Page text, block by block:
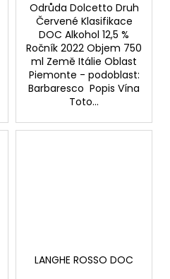
Odrůda Dolcetto Druh
Červené Klasifikace
DOC Alkohol 12,5 %
Ročník 2022 Objem 750
ml Země Itálie Oblast
Piemonte - podoblast:
Barbaresco Popis Vína
Toto...
LANGHE ROSSO DOC